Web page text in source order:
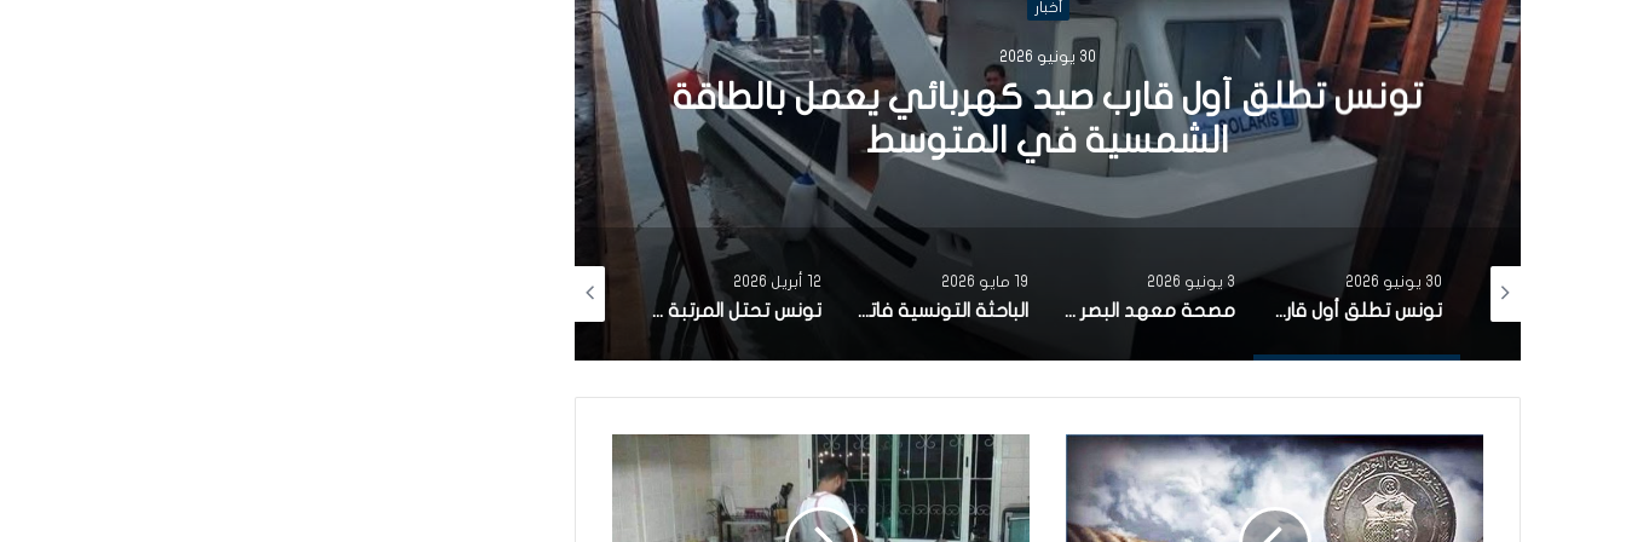
أخبار
30 يونيو 2026
تونس تطلق أول قارب صيد كهربائي يعمل بالطاقة
الشمسية في المتوسط
30 يونيو 2026
تونس تطلق أول قارب صيد كهربائي يعمل بالطاقة الشمسية في المتوسط
3 يونيو 2026
مصحة معهد البصر والشبكية بالبحيرة 1 تقوم باجراء اكثر من 50 عملية جراحية لازالة الماء الابيض مجانا لفائدة عدد من اهالي قفصة
19 مايو 2026
الباحثة التونسية فاتن المولدي تنجح في الحصول على براءة اختراع في الولايات المتحدة الأمريكية، وذلك بعد ابتكارها محركاً هجيناً ثورياً
12 أبريل 2026
تونس تحتل المرتبة الاولى افريقيا من حيث عدد النساء المطورات للبرمجيات